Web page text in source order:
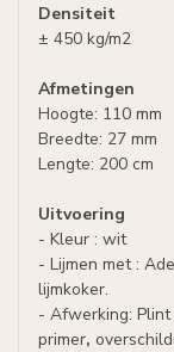
Densiteit
± 450 kg/m2
Afmetingen
Hoogte: 110 mm
Breedte: 27 mm
Lengte: 200 cm
Uitvoering
- Kleur : wit
- Lijmen met :
lijmkoker.
- Afwerking:
primer,